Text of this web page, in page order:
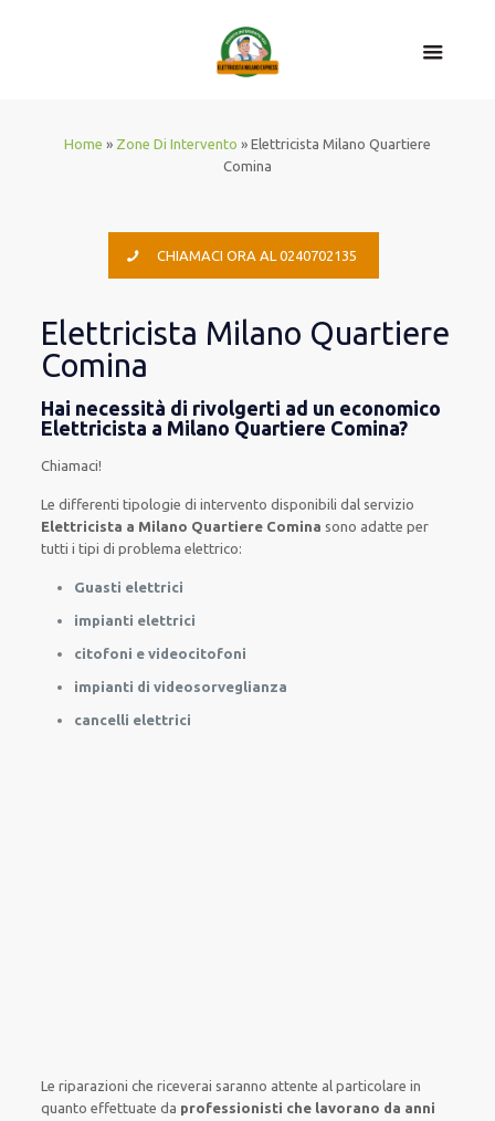
Home » Zone Di Intervento » Elettricista Milano Quartiere
Comina
CHIAMACI ORA AL 0240702135
Elettricista Milano Quartiere
Comina
Hai necessità di rivolgerti ad un economico
Elettricista a Milano Quartiere Comina?
Chiamaci!
Ledifferenti tipologie diintervento disponibili dal servizio
Elettricista a Milano Quartiere Comina sono adatte per
tutti i tipi di problema elettrico:
Guasti elettrici
impianti elettrici
citofoni e videocitofoni
impianti di videosorveglianza
cancelli elettrici
Le riparazioni che riceverai saranno attente al particolare in
quanto effettuate da professionisti che lavorano da anni